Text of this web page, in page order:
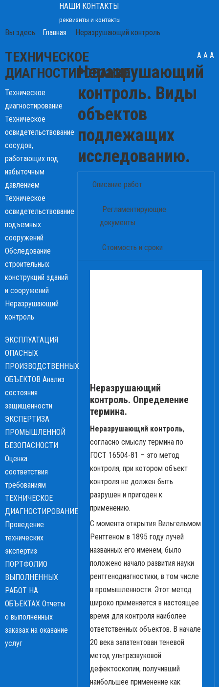
НАШИ КОНТАКТЫ
реквизиты и контакты
Вы здесь: Главная Неразрушающий контроль
A A A
Неразрушающий
контроль. Виды
объектов
подлежащих
исследованию.
Описание работ
Регламентирующие
документы
Стоимость и сроки
Неразрушающий
контроль. Определение
термина.
Неразрушающий контроль,
cогласно смыслу термина по
ГОСТ 16504-81 – это метод
контроля, при котором объект
контроля не должен быть
разрушен и пригоден к
применению.
С момента открытия Вильгельмом
Рентгеном в 1895 году лучей
названных его именем, было
положено начало развития науки
рентгенодиагностики, в том числе
в промышленности. Этот метод
широко применяется в настоящее
время для контроля наиболее
ответственных объектов. В начале
20 века запатентован теневой
метод ультразвуковой
дефектоскопии, получивший
наибольшее применение как
ТЕХНИЧЕСКОЕ
ДИАГНОСТИРОВАНИЕ
Техническое
диагностирование
Техническое
освидетельствование
сосудов,
работающих под
избыточным
давлением
Техническое
освидетельствование
подъемных
сооружений
Обследование
строительных
конструкций зданий
и сооружений
Неразрушающий
контроль
ЭКСПЛУАТАЦИЯ
ОПАСНЫХ
ПРОИЗВОДСТВЕННЫХ
ОБЪЕКТОВ Анализ
состояния
защищенности
ЭКСПЕРТИЗА
ПРОМЫШЛЕННОЙ
БЕЗОПАСНОСТИ
Оценка
соответствия
требованиям
ТЕХНИЧЕСКОЕ
ДИАГНОСТИРОВАНИЕ
Проведение
технических
экспертиз
ПОРТФОЛИО
ВЫПОЛНЕННЫХ
РАБОТ НА
ОБЪЕКТАХ Отчеты
о выполненных
заказах на оказание
услуг